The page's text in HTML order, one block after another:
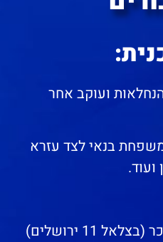
ועוקב אחר
משפחת בנאי לצד עזרא
ועוד.